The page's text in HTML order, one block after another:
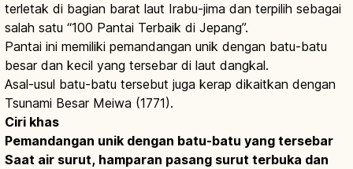
terletak di bagian barat laut Irabu-jima dan terpilih sebagai
salah satu “100 Pantai Terbaik di Jepang”.
Pantai ini memiliki pemandangan unik dengan batu-batu
besar dan kecil yang tersebar di laut dangkal.
Asal-usul batu-batu tersebut juga kerap dikaitkan dengan
Tsunami Besar Meiwa (1771).
Ciri khas
Pemandangan unik dengan batu-batu yang tersebar
Saat air surut, hamparan pasang surut terbuka dan